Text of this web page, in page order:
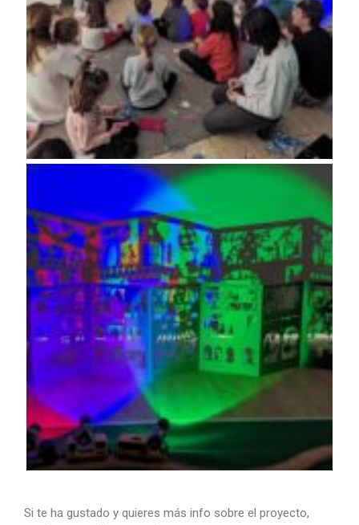
Si te ha gustado y quieres más info sobre el proyecto,